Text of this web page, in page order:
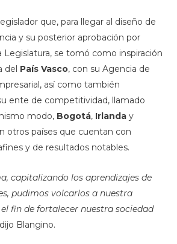
que, para llegar al diseño de
y su posterior aprobación por
Legislatura, se tomó como inspiración
del País Vasco, con su Agencia de
así como también
ente de competitividad, llamado
modo, Bogotá, Irlanday
otros países que cuentan con
y de resultados notables.
capitalizando los aprendizajes de
pudimos volcarlos a nuestra
fin de fortalecer nuestra sociedad
Blangino.